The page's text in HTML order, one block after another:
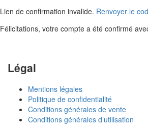
Lien de confirmation invalide. Renvoyer le
Félicitations, votre compte a été confirmé
Légal
Mentions légales
Politique de confidentialité
Conditions générales de vente
Conditions générales d’utilisation